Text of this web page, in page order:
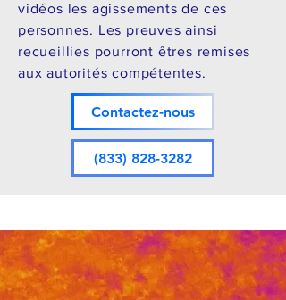
vidéos les agissements de ces
personnes. Les preuves ainsi
recueillies pourront êtres remises
aux autorités compétentes.
Contactez-nous
(833) 828-3282